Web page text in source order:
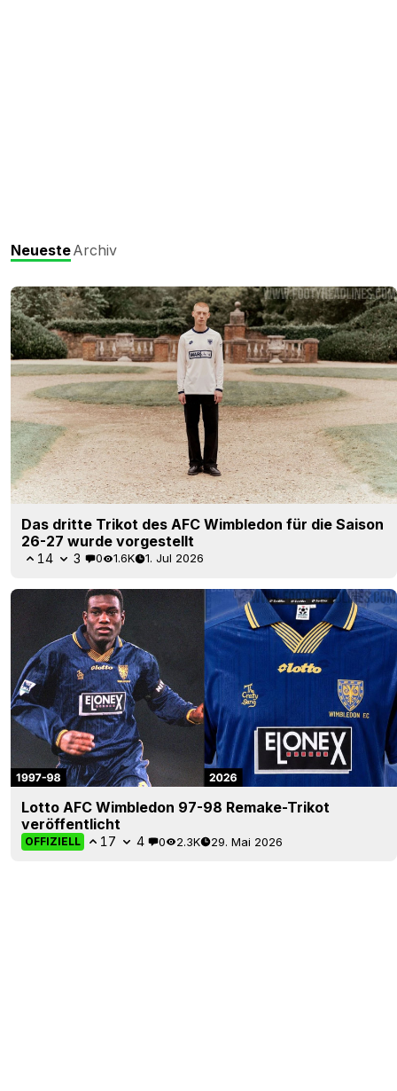
NeuesteArchiv
Das dritte Trikot des AFC Wimbledon für die Saison
26-27 wurde vorgestellt
14 3 0 1.6K 1. Jul 2026
Lotto AFC Wimbledon 97-98 Remake-Trikot
veröffentlicht
OFFIZIELL 17 4 0 2.3K 29. Mai 2026